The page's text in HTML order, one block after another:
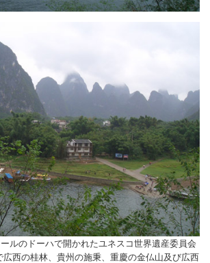
ルのドーハで開かれたユネスコ世界遺産委員会
広西の桂林、貴州の施秉、重慶の金仏山及び広西